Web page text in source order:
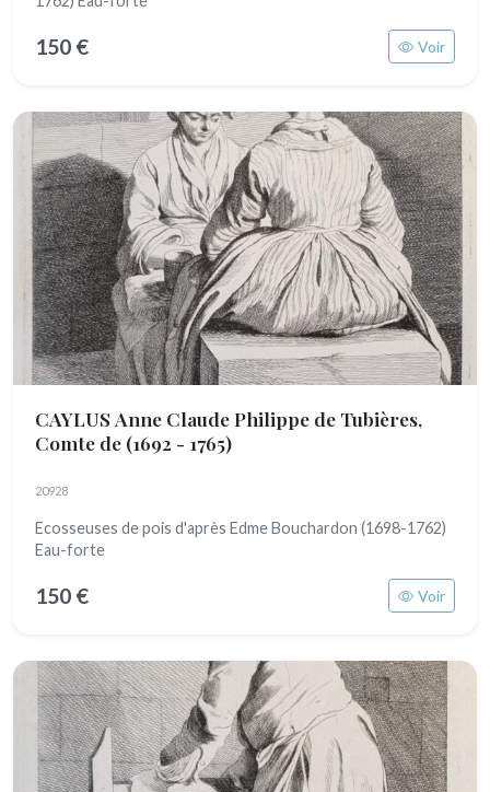
150 € Voir
CAYLUS Anne Claude Philippe de Tubières,
Comte de (1692 - 1765)
20928
Ecosseuses de pois d'après Edme Bouchardon (1698-1762)
Eau-forte
150 € Voir